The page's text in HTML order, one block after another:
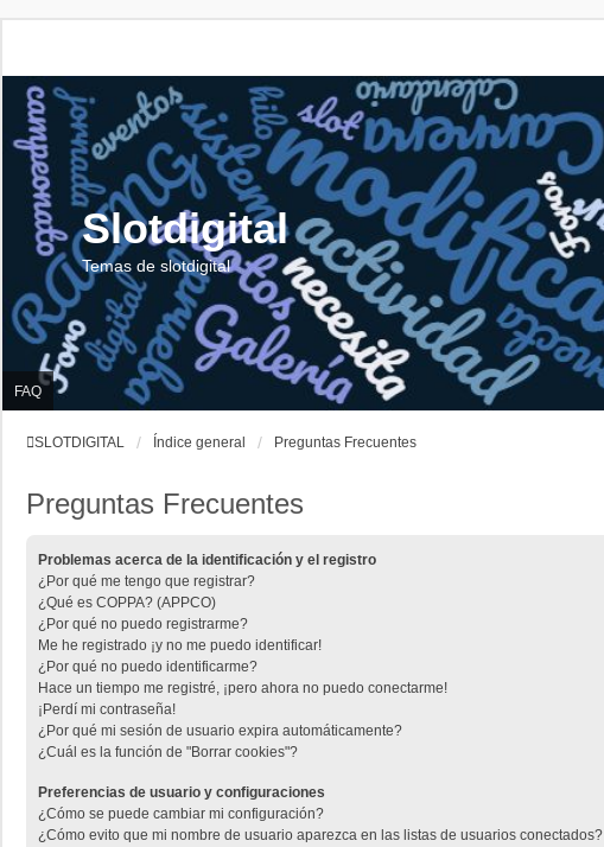
Slotdigital
Temas de slotdigital
FAQ
SLOTDIGITAL Índice general Preguntas Frecuentes
Preguntas Frecuentes
Problemas acerca de la identificación y el registro
¿Por qué me tengo que registrar?
¿Qué es COPPA? (APPCO)
¿Por qué no puedo registrarme?
Me he registrado ¡y no me puedo identificar!
¿Por qué no puedo identificarme?
Hace un tiempo me registré, ¡pero ahora no puedo conectarme!
¡Perdí mi contraseña!
¿Por qué mi sesión de usuario expira automáticamente?
¿Cuál es la función de "Borrar cookies"?
Preferencias de usuario y configuraciones
¿Cómo se puede cambiar mi configuración?
¿Cómo evito que mi nombre de usuario aparezca en las listas de usuarios conectados?